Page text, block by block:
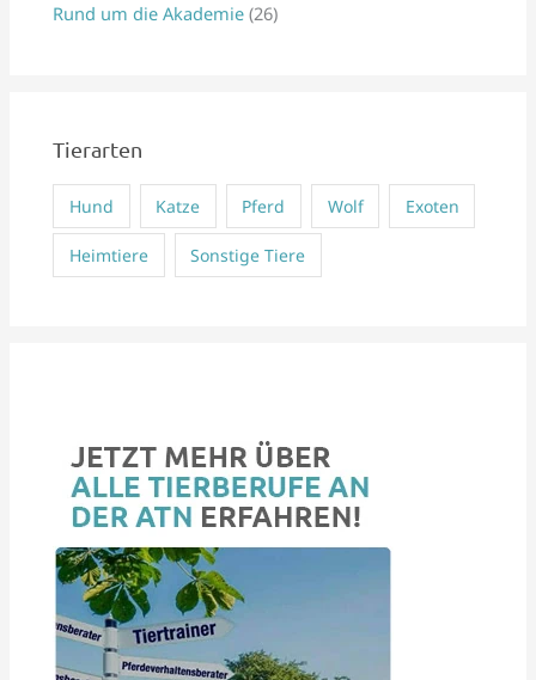
c
Rund um die Akademie (26)
Tierarten
Hund Katze Pferd Wolf Exoten
Heimtiere Sonstige Tiere